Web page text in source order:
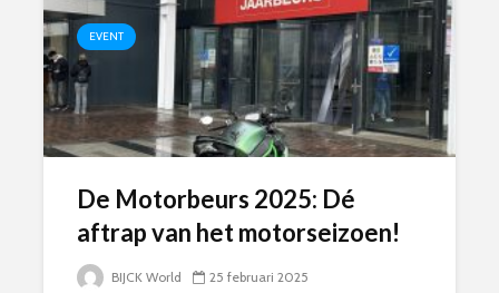
EVENT
De Motorbeurs 2025: Dé
aftrap van het motorseizoen!
BIJCK World 25 februari 2025